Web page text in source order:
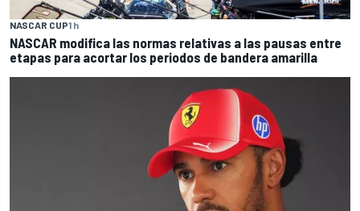
NASCAR CUP1 h
NASCAR modifica las normas relativas a las pausas entre
etapas para acortar los periodos de bandera amarilla